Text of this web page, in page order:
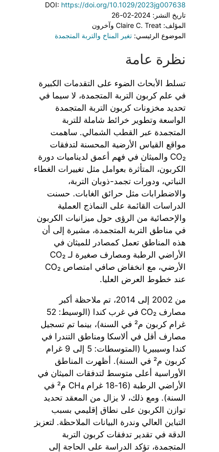
DOI: https://doi.org/10.1029/2023jg007638
تاريخ النشر: 2024-02-26
المؤلف: Claire C. Treat وآخرون
الموضوع الرئيسي: تغير المناخ والتربة المتجمدة
نظرة عامة
تسلط الأبحاث الضوء على التقدمات الكبيرة
في علم كربون التربة المتجمدة، لا سيما في
تحديد مخزونات كربون التربة المتجمدة
الواسعة وتطوير خرائط شاملة للتربة
المتجمدة عبر القطب الشمالي. ساهمت
مواقع القياس الأرضية المحسنة لتدفقات
CO₂ والميثان في فهم أعمق لديناميات دورة
الكربون، المتأثرة بعوامل مثل تغييرات الغطاء
النباتي، ودورات تجمد-ذوبان التربة،
والاضطرابات مثل حرائق الغابات. حسنت
الدراسات القائمة على النماذج العملية
والإحصائية من الرؤى حول ميزانيات الكربون
في مناطق التربة المتجمدة، مشيرة إلى أن
هذه المناطق تعمل كمصادر للميثان في
الأراضي الرطبة ومصارف صغيرة لـ CO₂
الأرضي، مع انخفاض صافي امتصاص CO₂
عند خطوط العرض العليا.
من 2002 إلى 2014، تم ملاحظة أكبر
مصارف CO₂ في غرب كندا (الوسيط: 52
غرام كربون م² في السنة)، بينما تم تسجيل
مصارف أقل في ألاسكا ومناطق التندرا في
كندا وسيبيريا (المتوسطات: 5 إلى 9 غرام
كربون م² في السنة). أظهرت المناطق
الأوراسية أعلى متوسط لتدفقات الميثان في
الأراضي الرطبة (16-18 غرام CH₄ م² في
السنة). ومع ذلك، لا يزال من المعقد تحديد
توازن الكربون على نطاق إقليمي بسبب
التباين العالي وندرة البيانات الملاحظة. لتعزيز
الدقة في تقدير تدفقات كربون التربة
المتجمدة، تؤكد الدراسة على الحاجة إلى